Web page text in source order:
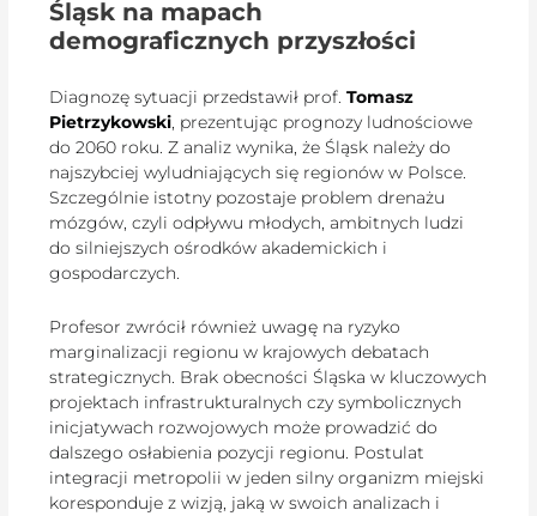
Śląsk na mapach
demograficznych przyszłości
Diagnozę sytuacji przedstawił prof.Tomasz
Pietrzykowski, prezentując prognozy ludnościowe
do 2060 roku. Z analiz wynika, że Śląsk należy do
najszybciej wyludniających się regionów w Polsce.
Szczególnie istotny pozostaje problem drenażu
mózgów, czyli odpływu młodych, ambitnych ludzi
do silniejszych ośrodków akademickich i
gospodarczych.
Profesor zwrócił również uwagę na ryzyko
marginalizacji regionu w krajowych debatach
strategicznych. Brak obecności Śląska w kluczowych
projektach infrastrukturalnych czy symbolicznych
inicjatywach rozwojowych może prowadzić do
dalszego osłabienia pozycji regionu. Postulat
integracji metropolii w jeden silny organizm miejski
koresponduje z wizją, jaką w swoich analizach i